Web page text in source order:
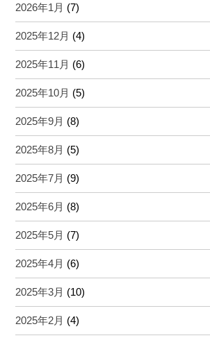
2026年1月 (7)
2025年12月 (4)
2025年11月 (6)
2025年10月 (5)
2025年9月 (8)
2025年8月 (5)
2025年7月 (9)
2025年6月 (8)
2025年5月 (7)
2025年4月 (6)
2025年3月 (10)
2025年2月 (4)